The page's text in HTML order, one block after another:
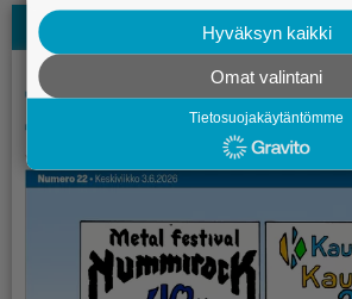
Kauhajoki-lehden KesälehtiHyväksyn kaikki
Omat valintani
Tietosuojakäytäntömme